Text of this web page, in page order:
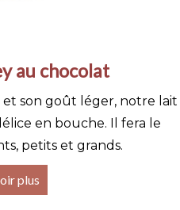
au chocolat
son goût léger, notre lait
en bouche. Il fera le
petits et grands.
plus